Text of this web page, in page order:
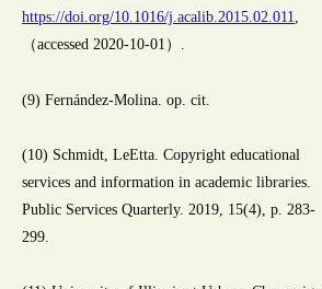
https://doi.org/10.1016/j.acalib.2015.02.011,
（accessed 2020-10-01）.
(9) Fernández-Molina. op. cit.
(10) Schmidt, LeEtta. Copyright educational
services and information in academic libraries.
Public Services Quarterly. 2019, 15(4), p. 283-
299.